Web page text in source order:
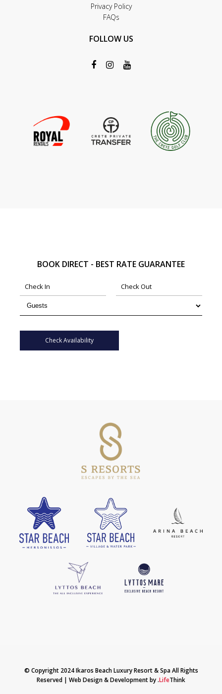
Privacy Policy
FAQs
FOLLOW US
BOOK DIRECT - BEST RATE GUARANTEE
Check Availability
© Copyright 2024 Ikaros Beach Luxury Resort & Spa All Rights
Reserved | Web Design & Development by.LifeThink